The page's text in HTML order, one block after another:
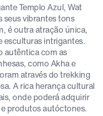
Templo Azul, Wat
seus vibrantes tons
é outra atração única,
esculturas intrigantes.
autêntica com as
como Akha e
através do trekking
A rica herança cultural
onde poderá adquirir
produtos autóctones.